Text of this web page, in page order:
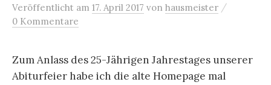
Veröffentlicht am 17. April 2017 von hausmeister /
0 Kommentare
Zum Anlass des 25-Jährigen Jahrestages unserer
Abiturfeier habe ich die alte Homepage mal